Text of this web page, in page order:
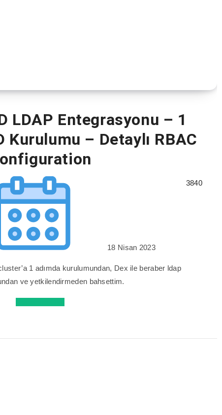
LDAP Entegrasyonu – 1
Kurulumu – Detaylı RBAC
18 Nisan 2023
3840
1 adımda kurulumundan, Dex ile beraber ldap
ve yetkilendirmeden bahsettim.